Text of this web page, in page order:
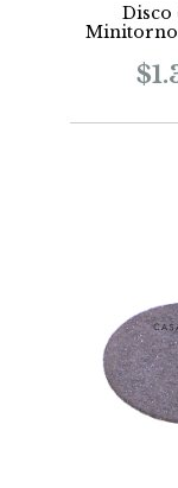
Disco
Minitorno